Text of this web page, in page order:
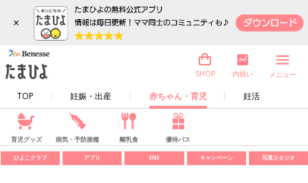
×
TOP 妊娠・出産 赤ちゃん・育児 妊活
SHOP 内祝い メニュー
育児グッズ 病気・予防接種 離乳食 優待パス
ひよこクラブ アプリ SNS キャンペーン 写真スタジオ